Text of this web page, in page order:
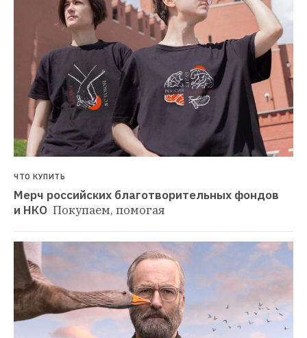
ЧТО КУПИТЬ
Мерч российских благотворительных фондов
и НКО Покупаем, помогая